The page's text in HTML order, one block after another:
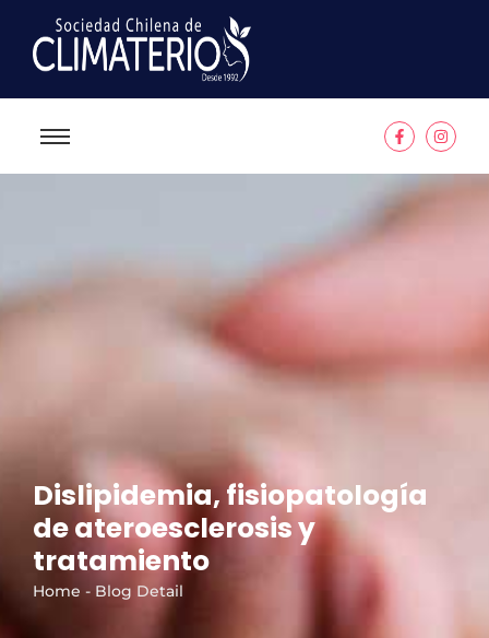
Dislipidemia, fisiopatología
de ateroesclerosis y
tratamiento
Home - Blog Detail